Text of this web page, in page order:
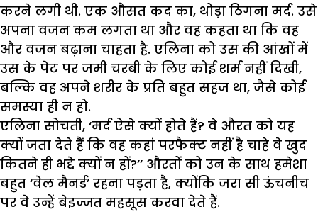
करने लगी थी. एक औसत कद का, थोड़ा ठिगना मर्द. उसे
अपना वजन कम लगता था और वह कहता था कि वह
और वजन बढ़ाना चाहता है. एलिना को उस की आंखों में
उस के पेट पर जमी चरबी के लिए कोई शर्म नहीं दिखी,
बल्कि वह अपने शरीर के प्रति बहुत सहज था, जैसे कोई
समस्या ही न हो.
एलिना सोचती, ‘मर्द ऐसे क्यों होते हैं? वे औरत को यह
क्यों जता देते हैं कि वह कहां परफैक्ट नहीं है चाहे वे खुद
कितने ही भद्दे क्यों न हों?’’ औरतों को उन के साथ हमेशा
बहुत ‘वेल मैनर्ड’ रहना पड़ता है, क्योंकि जरा सी ऊंचनीच
पर वे उन्हें बेइज्जत महसूस करवा देते हैं.